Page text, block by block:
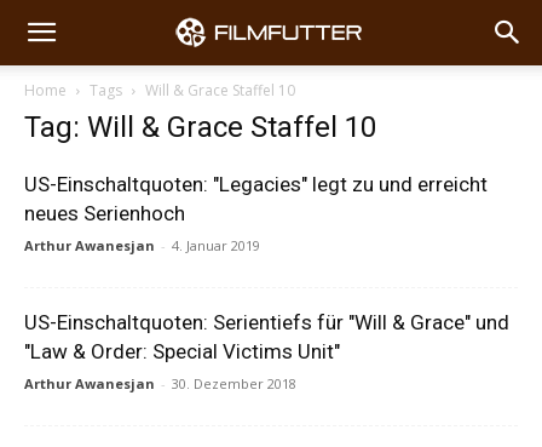
Home Tags Will & Grace Staffel 10
Tag: Will & Grace Staffel 10
US-Einschaltquoten: "Legacies" legt zu und erreicht
neues Serienhoch
Arthur Awanesjan - 4. Januar 2019
US-Einschaltquoten: Serientiefs für "Will & Grace" und
"Law & Order: Special Victims Unit"
Arthur Awanesjan - 30. Dezember 2018